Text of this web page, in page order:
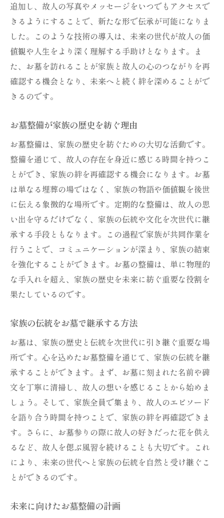
追加し、故人の写真やメッセージをいつでもアクセスで
きるようにすることで、新たな形で伝承が可能になりま
した。このような技術の導入は、未来の世代が故人の価
値観や人生をより深く理解する手助けとなります。ま
た、お墓を訪れることが家族と故人の心のつながりを再
確認する機会となり、未来へと続く絆を深めることがで
きるのです。
お墓整備が家族の歴史を紡ぐ理由
お墓整備は、家族の歴史を紡ぐための大切な活動です。
整備を通じて、故人の存在を身近に感じる時間を持つこ
とができ、家族の絆を再確認する機会になります。お墓
は単なる埋葬の場ではなく、家族の物語や価値観を後世
に伝える象徴的な場所です。定期的な整備は、故人の思
い出を守るだけでなく、家族の伝統や文化を次世代に継
承する手段ともなります。この過程で家族が共同作業を
行うことで、コミュニケーションが深まり、家族の結束
を強化することができます。お墓の整備は、単に物理的
な手入れを超え、家族の歴史を未来に紡ぐ重要な役割を
果たしているのです。
家族の伝統をお墓で継承する方法
お墓は、家族の歴史と伝統を次世代に引き継ぐ重要な場
所です。心を込めたお墓整備を通じて、家族の伝統を継
承することができます。まず、お墓に刻まれた名前や碑
文を丁寧に清掃し、故人の想いを感じることから始めま
しょう。そして、家族全員で集まり、故人のエピソード
を語り合う時間を持つことで、家族の絆を再確認できま
す。さらに、お墓参りの際に故人の好きだった花を供え
るなど、故人を偲ぶ風習を続けることも大切です。これ
により、未来の世代へと家族の伝統を自然と受け継ぐこ
とができるのです。
未来に向けたお墓整備の計画